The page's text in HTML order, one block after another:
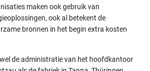
maken ook gebruik van
ook al betekent de
bronnen in het begin extra kosten
de administratie van het hoofdkantoor